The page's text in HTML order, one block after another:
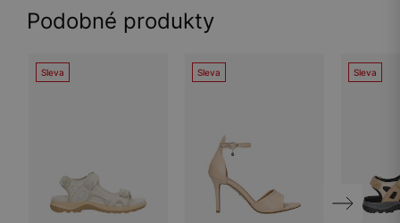
Podobné produkty
Sleva Sleva Sleva